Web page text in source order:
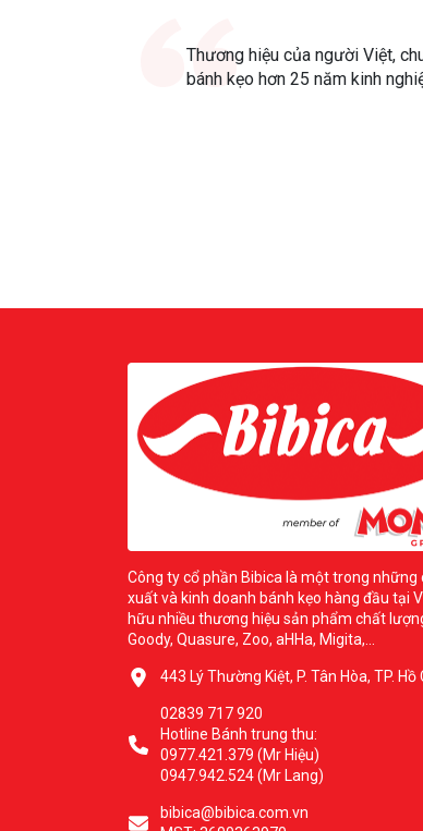
Thương hiệu của người Việt,
bánh kẹo hơn 25 năm kinh
Công ty cổ phần Bibica là một trong những
xuất và kinh doanh bánh kẹo hàng đầu tại
hữu nhiều thương hiệu sản phẩm chất
Goody, Quasure, Zoo, aHHa, Migita,...
443 Lý Thường Kiệt, P. Tân Hòa, TP. Hồ
02839 717 920
Hotline Bánh trung thu:
0977.421.379 (Mr Hiệu)
0947.942.524 (Mr Lang)
bibica@bibica.com.vn